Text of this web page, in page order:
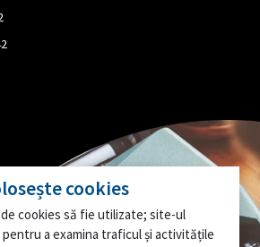
cookies
cookies să fie utilizate; site-ul
a examina traficul și activitățile